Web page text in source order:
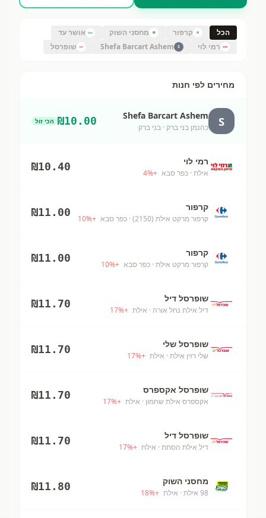
הכל קרפור מחסני השוק
אושר עד
רמי לוי
S
Shefa Barcart Ashem שופרסל
מחירים לפי חנות
S
Shefa Barcart Ashem
כהנמן בני ברק · בני ברק
₪10.00 הכי זול
רמי לוי
אילת · כפר סבא +
4%
₪10.40
קרפור
קרפור מרקט אילת (2150) · כפר סבא +
10%
₪11.00
קרפור
קרפור מרקט אילת · כפר סבא +
10%
₪11.00
שופרסל דיל
דיל אילת נחל אורה · אילת +
17%
₪11.70
שופרסל שלי
שלי רזין אילת · אילת +
17%
₪11.70
שופרסל אקספרס
אקספרס אילת שחמון · אילת +
17%
₪11.70
שופרסל דיל
דיל אילת הסתת · אילת +
17%
₪11.70
מחסני השוק
98 אילת · אילת +
18%
₪11.80